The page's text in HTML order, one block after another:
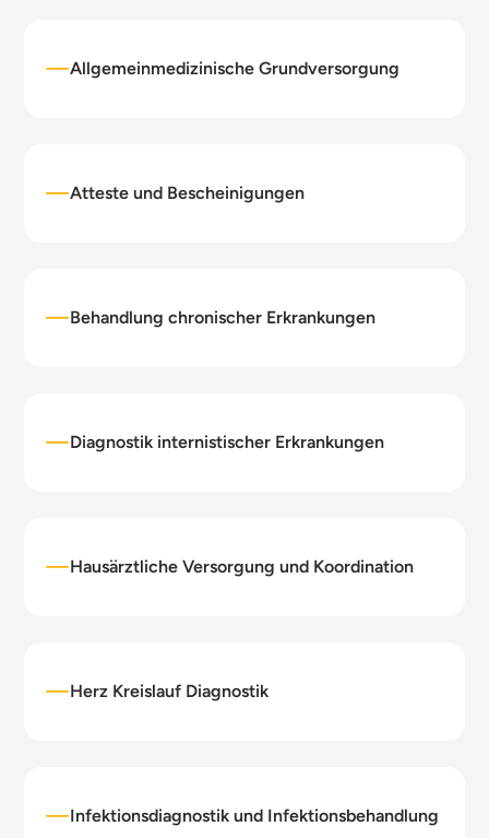
Allgemeinmedizinische Grundversorgung
Atteste und Bescheinigungen
Behandlung chronischer Erkrankungen
Diagnostik internistischer Erkrankungen
Hausärztliche Versorgung und Koordination
Herz Kreislauf Diagnostik
Infektionsdiagnostik und Infektionsbehandlung